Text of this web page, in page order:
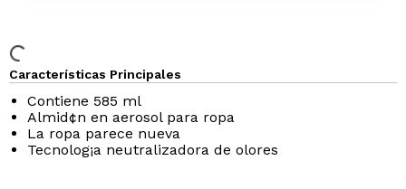
Características Principales
Contiene 585 ml
Almid¢n en aerosol para ropa
La ropa parece nueva
Tecnolog¡a neutralizadora de olores